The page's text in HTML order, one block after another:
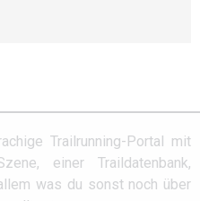
Trailrunning-Portal mit
einer Traildatenbank,
was du sonst noch über